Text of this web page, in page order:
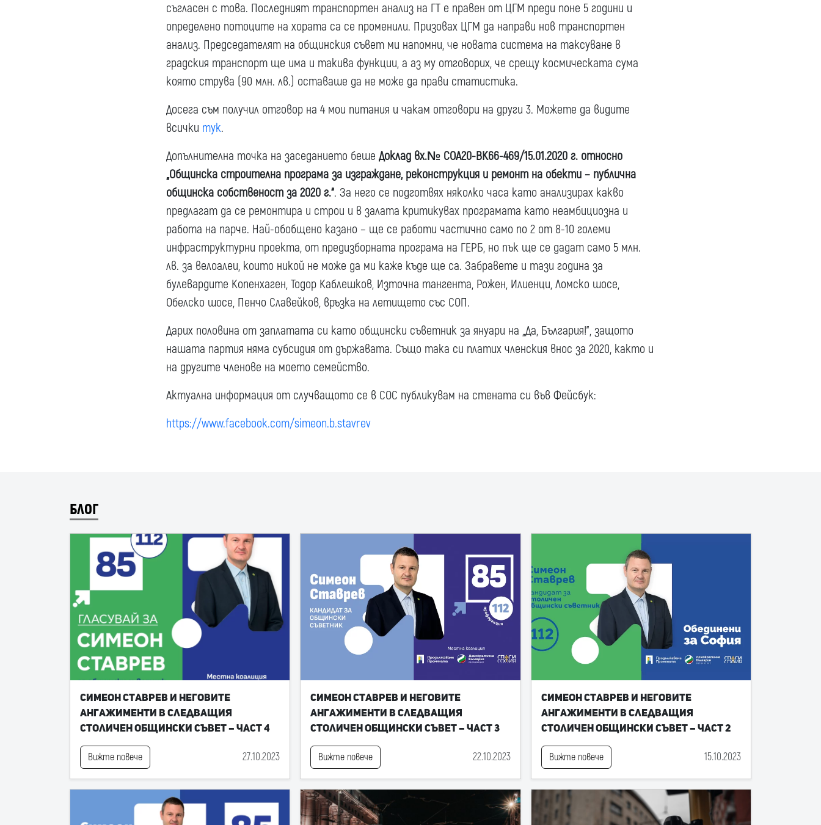
съгласен с това. Последният транспортен анализ на ГТ е правен от ЦГМ преди поне 5 години и
определено потоците на хората са се променили. Призовах ЦГМ да направи нов транспортен
анализ. Председателят на общинския съвет ми напомни, че новата система на таксуване в
градския транспорт ще има и такива функции, а аз му отговорих, че срещу космическата сума
която струва (90 млн. лв.) оставаше да не може да прави статистика.
Досега съм получил отговор на 4 мои питания и чакам отговори на други 3. Можете да видите
всички тук.
Допълнителна точка на заседанието беше Доклад вх.№ СОА20-ВК66-469/15.01.2020 г. относно
„Общинска строителна програма за изграждане, реконструкция и ремонт на обекти – публична
общинска собственост за 2020 г.“. За него се подготвях няколко часа като анализирах какво
предлагат да се ремонтира и строи и в залата критикувах програмата като неамбициозна и
работа на парче. Най-обобщено казано – ще се работи частично само по 2 от 8-10 големи
инфраструктурни проекта, от предизборната програма на ГЕРБ, но пък ще се дадат само 5 млн.
лв. за велоалеи, които никой не може да ми каже къде ще са. Забравете и тази година за
булевардите Копенхаген, Тодор Каблешков, Източна тангента, Рожен, Илиенци, Ломско шосе,
Обелско шосе, Пенчо Славейков, връзка на летището със СОП.
Дарих половина от заплатата си като общински съветник за януари на „Да, България!”, защото
нашата партия няма субсидия от държавата. Също така си платих членския внос за 2020, както и
на другите членове на моето семейство.
Актуална информация от случващото се в СОС публикувам на стената си във Фейсбук:
https://www.facebook.com/simeon.b.stavrev
БЛОГ
Симеон Ставрев и неговите
ангажименти в следващия
Столичен общински съвет – част 4
Вижте повече 27.10.2023
Симеон Ставрев и неговите
ангажименти в следващия
Столичен общински съвет – част 3
Вижте повече 22.10.2023
Симеон Ставрев и неговите
ангажименти в следващия
Столичен общински съвет – част 2
Вижте повече 15.10.2023